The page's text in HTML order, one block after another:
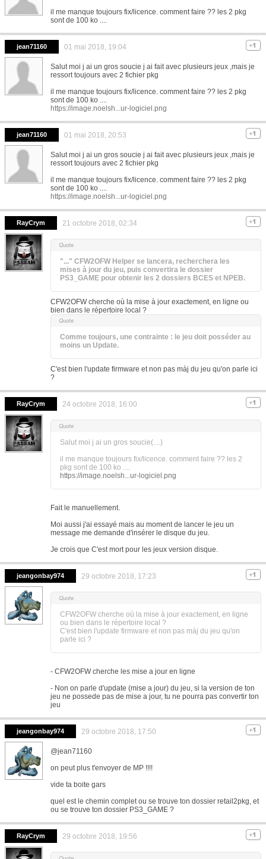
il me manque toujours fix/licence. comment faire ?? les 2 pkg
sont de 100 ko ....
jean71160 01 mai 2018, 19:04
Salut moi j ai un gros soucie j ai fait avec plusieurs jeux ,mais je
ressort toujours avec 2 fichier pkg
il me manque toujours fix/licence. comment faire ?? les 2 pkg
sont de 100 ko ....
https://image.noelsh...ur-logiciel.png
jean71160 01 mai 2018, 20:53
Salut moi j ai un gros soucie j ai fait avec plusieurs jeux ,mais je
ressort toujours avec 2 fichier pkg
il me manque toujours fix/licence. comment faire ?? les 2 pkg
sont de 100 ko ....
https://image.noelsh...ur-logiciel.png
RayCrym 21 octobre 2018, 02:34
"..." CFW2OFW Helper se lancera, recherchera les
mises à jour du jeu, puis convertira le dossier
PS3_GAME pour obtenir les 2 dossiers BCES et NPEB.
CFW2OFW cherche où la mise à jour exactement, en ligne ou
bien dans le répertoire local ?
Comme toujours, une contrainte : le jeu doit posséder au
moins un Update.
C'est bien l'update firmware et non pas màj du jeu qu'on parle ici
?
RayCrym 24 octobre 2018, 16:00
Salut moi j ai un gros soucie(....)
il me manque toujours fix/licence. comment faire ?? les 2
pkg sont de 100 ko ....
https://image.noelsh...ur-logiciel.png
Fait le manuellement.
Moi aussi j'ai essayé mais au moment de lancer le jeu un
message me demande d'insérer le disque du jeu.
Je crois que C'est mort pour les jeux version disque.
jeangonbay974 29 octobre 2018, 17:23
CFW2OFW cherche où la mise à jour exactement, en ligne
ou bien dans le répertoire local ?
C'est bien l'update firmware et non pas màj du jeu qu'on
parle ici ?
- CFW2OFW cherche les mise a jour en ligne
- Non on parle d'update (mise a jour) du jeu, si la version de ton
jeu ne possede pas de mise a jour, tu ne pourra pas convertir ton
jeu
jeangonbay974 29 octobre 2018, 17:50
@jean71160
on peut plus t'envoyer de MP !!!!
vide ta boite gars
quel est le chemin complet ou se trouve ton dossier retail2pkg, et
ou se trouve ton dossier PS3_GAME ?
RayCrym 29 octobre 2018, 19:56